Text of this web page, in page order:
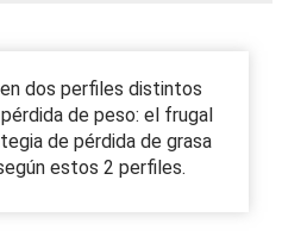
dos perfiles distintos
de peso: el frugal
de pérdida de grasa
estos 2 perfiles.